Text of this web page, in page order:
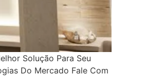
Solução Para Seu
Do Mercado Fale Com